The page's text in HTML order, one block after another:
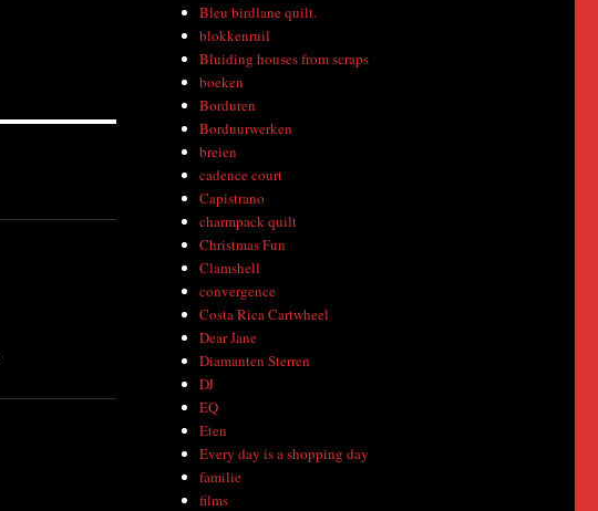
Bleu birdlane quilt.
blokkenruil
Bluiding houses from scraps
boeken
Borduren
Borduurwerken
breien
cadence court
Capistrano
charmpack quilt
Christmas Fun
Clamshell
convergence
Costa Rica Cartwheel
Dear Jane
Diamanten Sterren
DJ
EQ
Eten
Every day is a shopping day
familie
films